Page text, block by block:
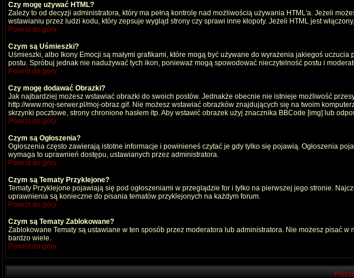
Czy mogę używać HTML?
Zależy to od decyzji administratora, który ma pełną kontrolę nad możliwością używania HTML'a. Jeżeli
wstawianiu przez ludzi kodu, który zepsuje wygląd strony czy sprawi inne kłopoty. Jeżeli HTML jest
Powrót do góry
Czym są Uśmieszki?
Uśmieszki, albo Ikony Emocji są małymi grafikami, które mogą być używane do wyrażenia jakiegoś
postu. Spróbuj jednak nie nadużywać tych ikon, ponieważ mogą spowodować nieczytelność postu i
Powrót do góry
Czy mogę dodawać Obrazki?
Jak najbardziej możesz wstawiać obrazki do swoich postów. Jednakże obecnie nie istnieje możliwość
http://www.moj-serwer.pl/moj-obraz.gif. Nie możesz wstawiać obrazków znajdujących się na twoim
skrzynki pocztowe, strony chronione hasłem itp. Aby wstawić obrazek użyj znacznika BBCode [img] lub
Powrót do góry
Czym są Ogłoszenia?
Ogłoszenia często zawierają istotne informacje i powinieneś czytać je gdy tylko się pojawią. Ogłoszenia
wymaga to uprawnień dostępu, ustawianych przez administratora.
Powrót do góry
Czym są Tematy Przyklejone?
Tematy Przyklejone pojawiają się pod ogłoszeniami w przeglądzie for i tylko na pierwszej jego stronie.
uprawnienia są konieczne do pisania tematów przyklejonych na każdym forum.
Powrót do góry
Czym są Tematy Zablokowane?
Zablokowane Tematy są ustawiane w ten sposób przez moderatora lub administratora. Nie możesz pisać
bardzo wiele.
Powrót do góry